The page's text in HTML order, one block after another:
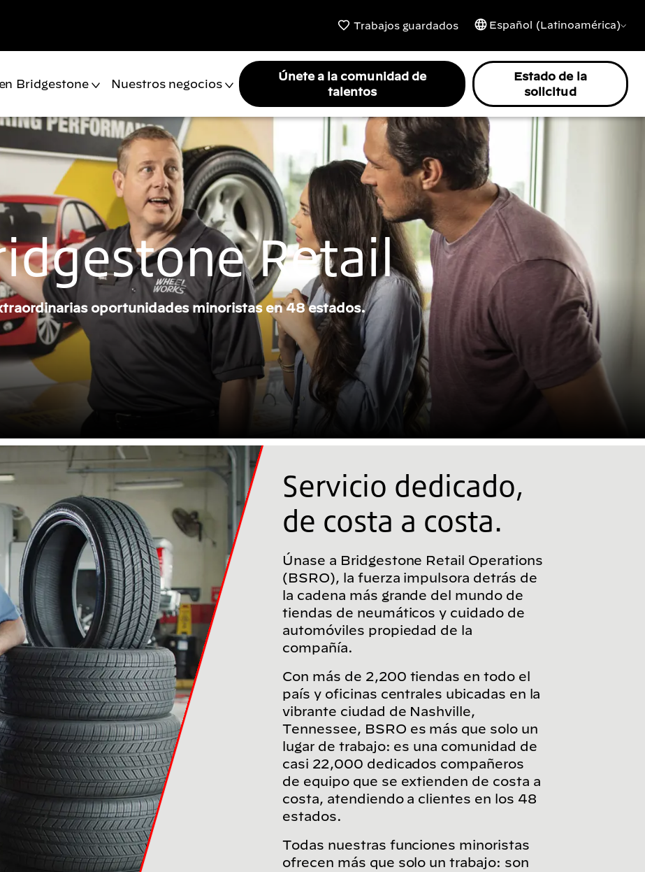
Trabajos guardados Español (Latinoamérica)
Bridgestone Nuestros negocios
Únete a la comunidad de
talentos
Estado de la
solicitud
Retail
oportunidades minoristas en 48 estados.
Servicio dedicado,
de costa a costa.
Únase a Bridgestone Retail Operations
(BSRO), la fuerza impulsora detrás de
la cadena más grande del mundo de
tiendas de neumáticos y cuidado de
automóviles propiedad de la
compañía.
Con más de 2,200 tiendas en todo el
país y oficinas centrales ubicadas en la
vibrante ciudad de Nashville,
Tennessee, BSRO es más que solo un
lugar de trabajo: es una comunidad de
casi 22,000 dedicados compañeros
de equipo que se extienden de costa a
costa, atendiendo a clientes en los 48
estados.
Todas nuestras funciones minoristas
ofrecen más que solo un trabajo: son